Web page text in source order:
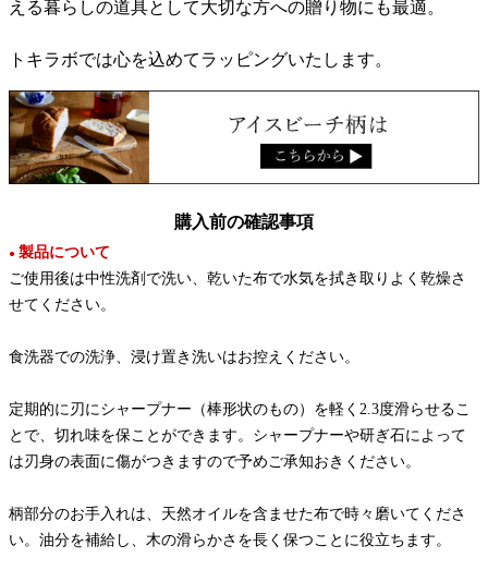
える暮らしの道具として大切な方への贈り物にも最適。
トキラボでは心を込めてラッピングいたします。
購入前の確認事項
● 製品について
ご使用後は中性洗剤で洗い、乾いた布で水気を拭き取りよく乾燥さ
せてください。
食洗器での洗浄、浸け置き洗いはお控えください。
定期的に刃にシャープナー（棒形状のもの）を軽く2.3度滑らせるこ
とで、切れ味を保ことができます。シャープナーや研ぎ石によって
は刃身の表面に傷がつきますので予めご承知おきください。
柄部分のお手入れは、天然オイルを含ませた布で時々磨いてくださ
い。油分を補給し、木の滑らかさを長く保つことに役立ちます。